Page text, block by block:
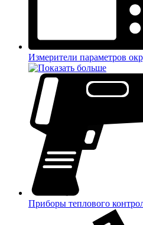
Измерители параметров
Приборы теплового